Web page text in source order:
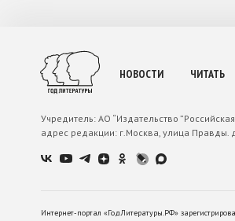
НОВОСТИ ЧИТАТЬ
Учредитель: АО “Издательство ”Российская
адрес редакции: г.Москва, улица Правды.
Интернет-портал «ГодЛитературы.РФ»